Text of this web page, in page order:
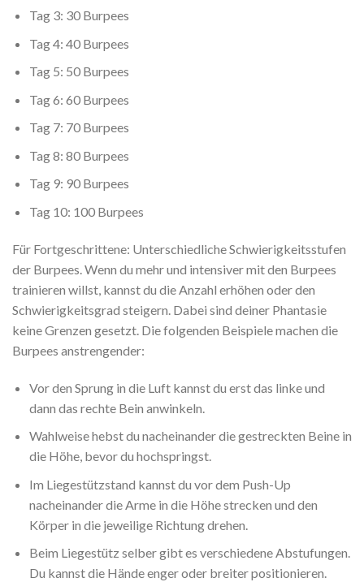
Tag 3: 30 Burpees
Tag 4: 40 Burpees
Tag 5: 50 Burpees
Tag 6: 60 Burpees
Tag 7: 70 Burpees
Tag 8: 80 Burpees
Tag 9: 90 Burpees
Tag 10: 100 Burpees
Für Fortgeschrittene: Unterschiedliche Schwierigkeitsstufen
der Burpees. Wenn du mehr und intensiver mit den Burpees
trainieren willst, kannst du die Anzahl erhöhen oder den
Schwierigkeitsgrad steigern. Dabei sind deiner Phantasie
keine Grenzen gesetzt. Die folgenden Beispiele machen die
Burpees anstrengender:
Vor den Sprung in die Luft kannst du erst das linke und
dann das rechte Bein anwinkeln.
Wahlweise hebst du nacheinander die gestreckten Beine in
die Höhe, bevor du hochspringst.
Im Liegestützstand kannst du vor dem Push-Up
nacheinander die Arme in die Höhe strecken und den
Körper in die jeweilige Richtung drehen.
Beim Liegestütz selber gibt es verschiedene Abstufungen.
Du kannst die Hände enger oder breiter positionieren.